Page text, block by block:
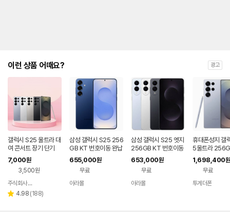
는
대
략
인
을
안
내
를
나
타
는
표
이런 상품 어때요? 광고
갤럭시 S25 울트라 대
여 콘서트 장기 단기
7,000원
3,500원
페이
주식회사 폰빌리지
별 4.98 리
(188)
삼성 갤럭시 S25 256
GB KT 번호이동 완납
80요금제
655,000원
무료
아라몰
삼성 갤럭시 S25 엣지
256GB KT 번호이동
완납 80요금제
653,000원
무료
아라몰
휴대폰성지 갤
5울트라
T 기기변경
1,698,400원
무료
투게더폰